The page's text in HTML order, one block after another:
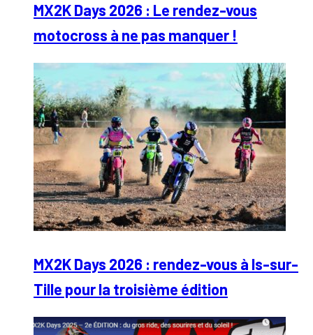
MX2K Days 2026 : Le rendez-vous
motocross à ne pas manquer !
MX2K Days 2026 : rendez-vous à Is-sur-
Tille pour la troisième édition